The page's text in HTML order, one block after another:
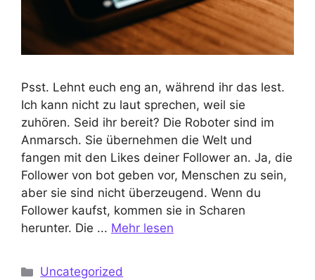
Psst. Lehnt euch eng an, während ihr das lest.
Ich kann nicht zu laut sprechen, weil sie
zuhören. Seid ihr bereit? Die Roboter sind im
Anmarsch. Sie übernehmen die Welt und
fangen mit den Likes deiner Follower an. Ja, die
Follower von bot geben vor, Menschen zu sein,
aber sie sind nicht überzeugend. Wenn du
Follower kaufst, kommen sie in Scharen
herunter. Die ... Mehr lesen
Kategorien
Uncategorized